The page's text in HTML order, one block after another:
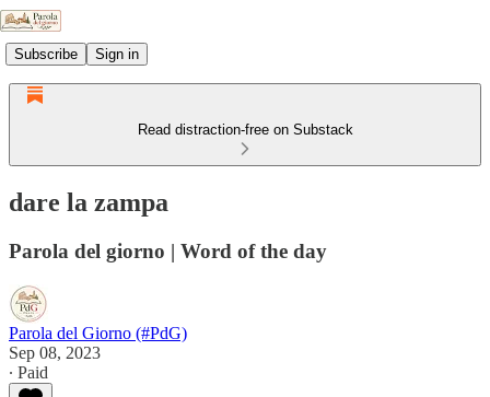
Subscribe Sign in
Read distraction-free on Substack
dare la zampa
Parola del giorno | Word of the day
Parola del Giorno (#PdG)
Sep 08, 2023
∙ Paid